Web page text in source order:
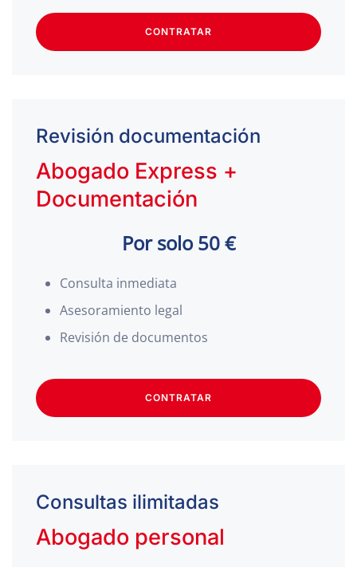
CONTRATAR
Revisión documentación
Abogado Express +
Documentación
Por solo 50 €
Consulta inmediata
Asesoramiento legal
Revisión de documentos
CONTRATAR
Consultas ilimitadas
Abogado personal